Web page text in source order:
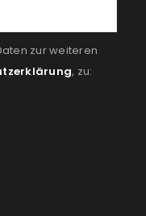
zur weiteren
, zu: